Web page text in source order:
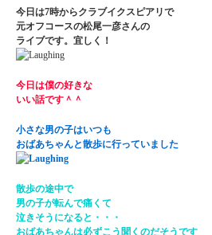
今日は7時からクラブイクスピアリで
元オフコースの松尾一彦さんの
ライブです。宜しく！
今日は僕の好きな
いい話です＾＾
小さな男の子はいつも
おばあちゃんと散歩に行っていました
散歩の途中で
男の子が転んで痛くて
泣きそうになると・・・
おばあちゃんは必ずこう聞くのだそうです